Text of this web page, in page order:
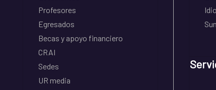
Profesores
Egresados
Becas y apoyo financiero
CRAI
Sedes
UR media